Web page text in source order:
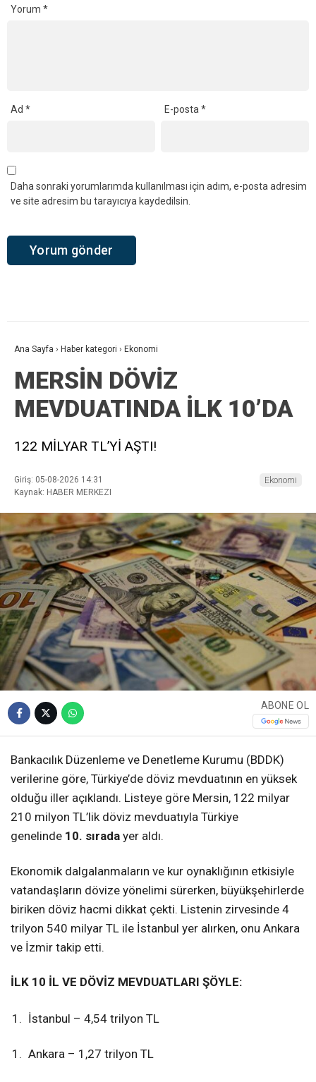
Yorum *
Ad * E-posta*
Daha sonraki yorumlarımda kullanılması için adım, e-posta adresim
ve site adresim bu tarayıcıya kaydedilsin.
Ana Sayfa › Haber kategori › Ekonomi
MERSİN DÖVİZ
MEVDUATINDA İLK 10’DA
122 MİLYAR TL’Yİ AŞTI!
Giriş: 05-08-2026 14:31
Kaynak: HABER MERKEZI
Ekonomi
ABONE OL
Bankacılık Düzenleme ve Denetleme Kurumu (BDDK)
verilerine göre, Türkiye’de döviz mevduatının en yüksek
olduğu iller açıklandı. Listeye göre Mersin, 122 milyar
210 milyon TL’lik döviz mevduatıyla Türkiye
genelinde 10. sırada yer aldı.
Ekonomik dalgalanmaların ve kur oynaklığının etkisiyle
vatandaşların dövize yönelimi sürerken, büyükşehirlerde
biriken döviz hacmi dikkat çekti. Listenin zirvesinde 4
trilyon 540 milyar TL ile İstanbul yer alırken, onu Ankara
ve İzmir takip etti.
İLK 10 İL VE DÖVİZ MEVDUATLARI ŞÖYLE:
İstanbul – 4,54 trilyon TL
Ankara – 1,27 trilyon TL